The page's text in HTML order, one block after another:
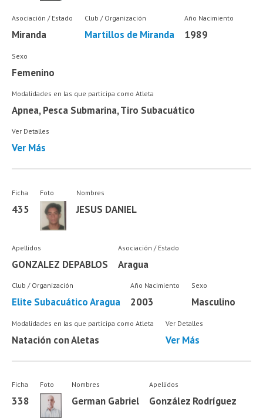
Asociación / Estado
Miranda
Club / Organización
Martillos de Miranda
Año Nacimiento
1989
Sexo
Femenino
Modalidades en las que participa como Atleta
Apnea, Pesca Submarina, Tiro Subacuático
Ver Detalles
Ver Más
Ficha
435
Foto Nombres
JESUS DANIEL
Apellidos
GONZALEZ DEPABLOS
Asociación / Estado
Aragua
Club / Organización
Elite Subacuático Aragua
Año Nacimiento
2003
Sexo
Masculino
Modalidades en las que participa como Atleta
Natación con Aletas
Ver Detalles
Ver Más
Ficha
338
Foto Nombres
German Gabriel
Apellidos
González Rodríguez